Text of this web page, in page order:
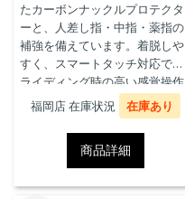
たカーボンナックルプロテクタ
ーと、人差し指・中指・薬指の
補強を備えています。着脱しや
すく、スマートタッチ対応で、
ライディング時の高い感覚操作
性と抜群の快適性を実現。
福岡店 在庫状況 在庫あり
商品詳細